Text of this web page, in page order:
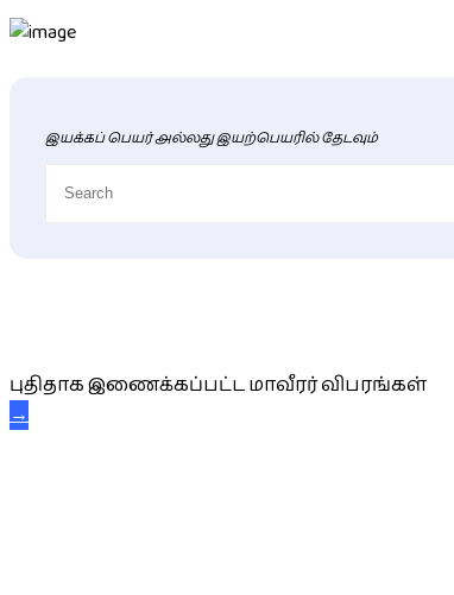
இயக்கப் பெயர் அல்லது இயற்பெயரில் தேடவும்
புதிதாக இணைக்கப்பட்ட மாவீரர் விபரங்கள்
→